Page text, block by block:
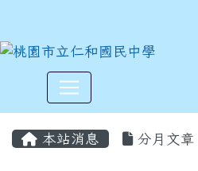
本站消息 分月文章